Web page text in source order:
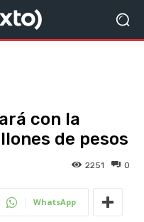
con la
de pesos
0
2251
WhatsApp